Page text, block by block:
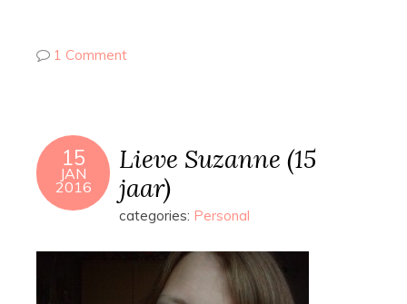
1 Comment
15
JAN
2016
Lieve Suzanne (15
jaar)
categories: Personal